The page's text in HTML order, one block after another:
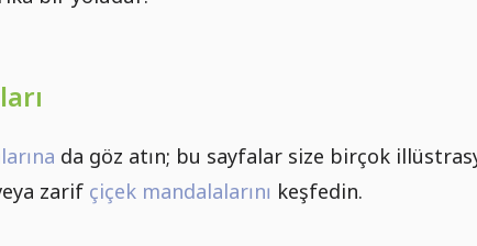
da göz atın; bu sayfalar size birçok
zarif çiçek mandalalarını keşfedin.